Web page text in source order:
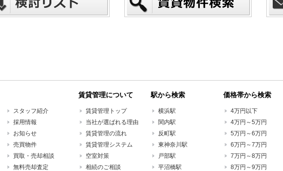
スタッフ紹介
採用情報
お知らせ
売買物件
買取・売却相談
無料売却査定
賃貸管理について
賃貸管理トップ
当社が選ばれる理由
賃貸管理の流れ
賃貸管理システム
空室対策
相続のご相談
駅から検索
横浜駅
関内駅
反町駅
東神奈川駅
戸部駅
平沼橋駅
価格帯から検索
4万円以下
4万円～5万円
5万円～6万円
6万円～7万円
7万円～8万円
8万円～9万円